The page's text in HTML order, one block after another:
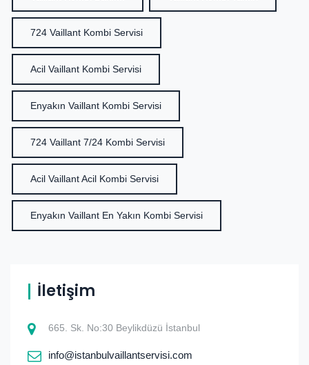
724 Vaillant Kombi Servisi
Acil Vaillant Kombi Servisi
Enyakın Vaillant Kombi Servisi
724 Vaillant 7/24 Kombi Servisi
Acil Vaillant Acil Kombi Servisi
Enyakın Vaillant En Yakın Kombi Servisi
İletişim
665. Sk. No:30 Beylikdüzü İstanbul
info@istanbulvaillantservisi.com